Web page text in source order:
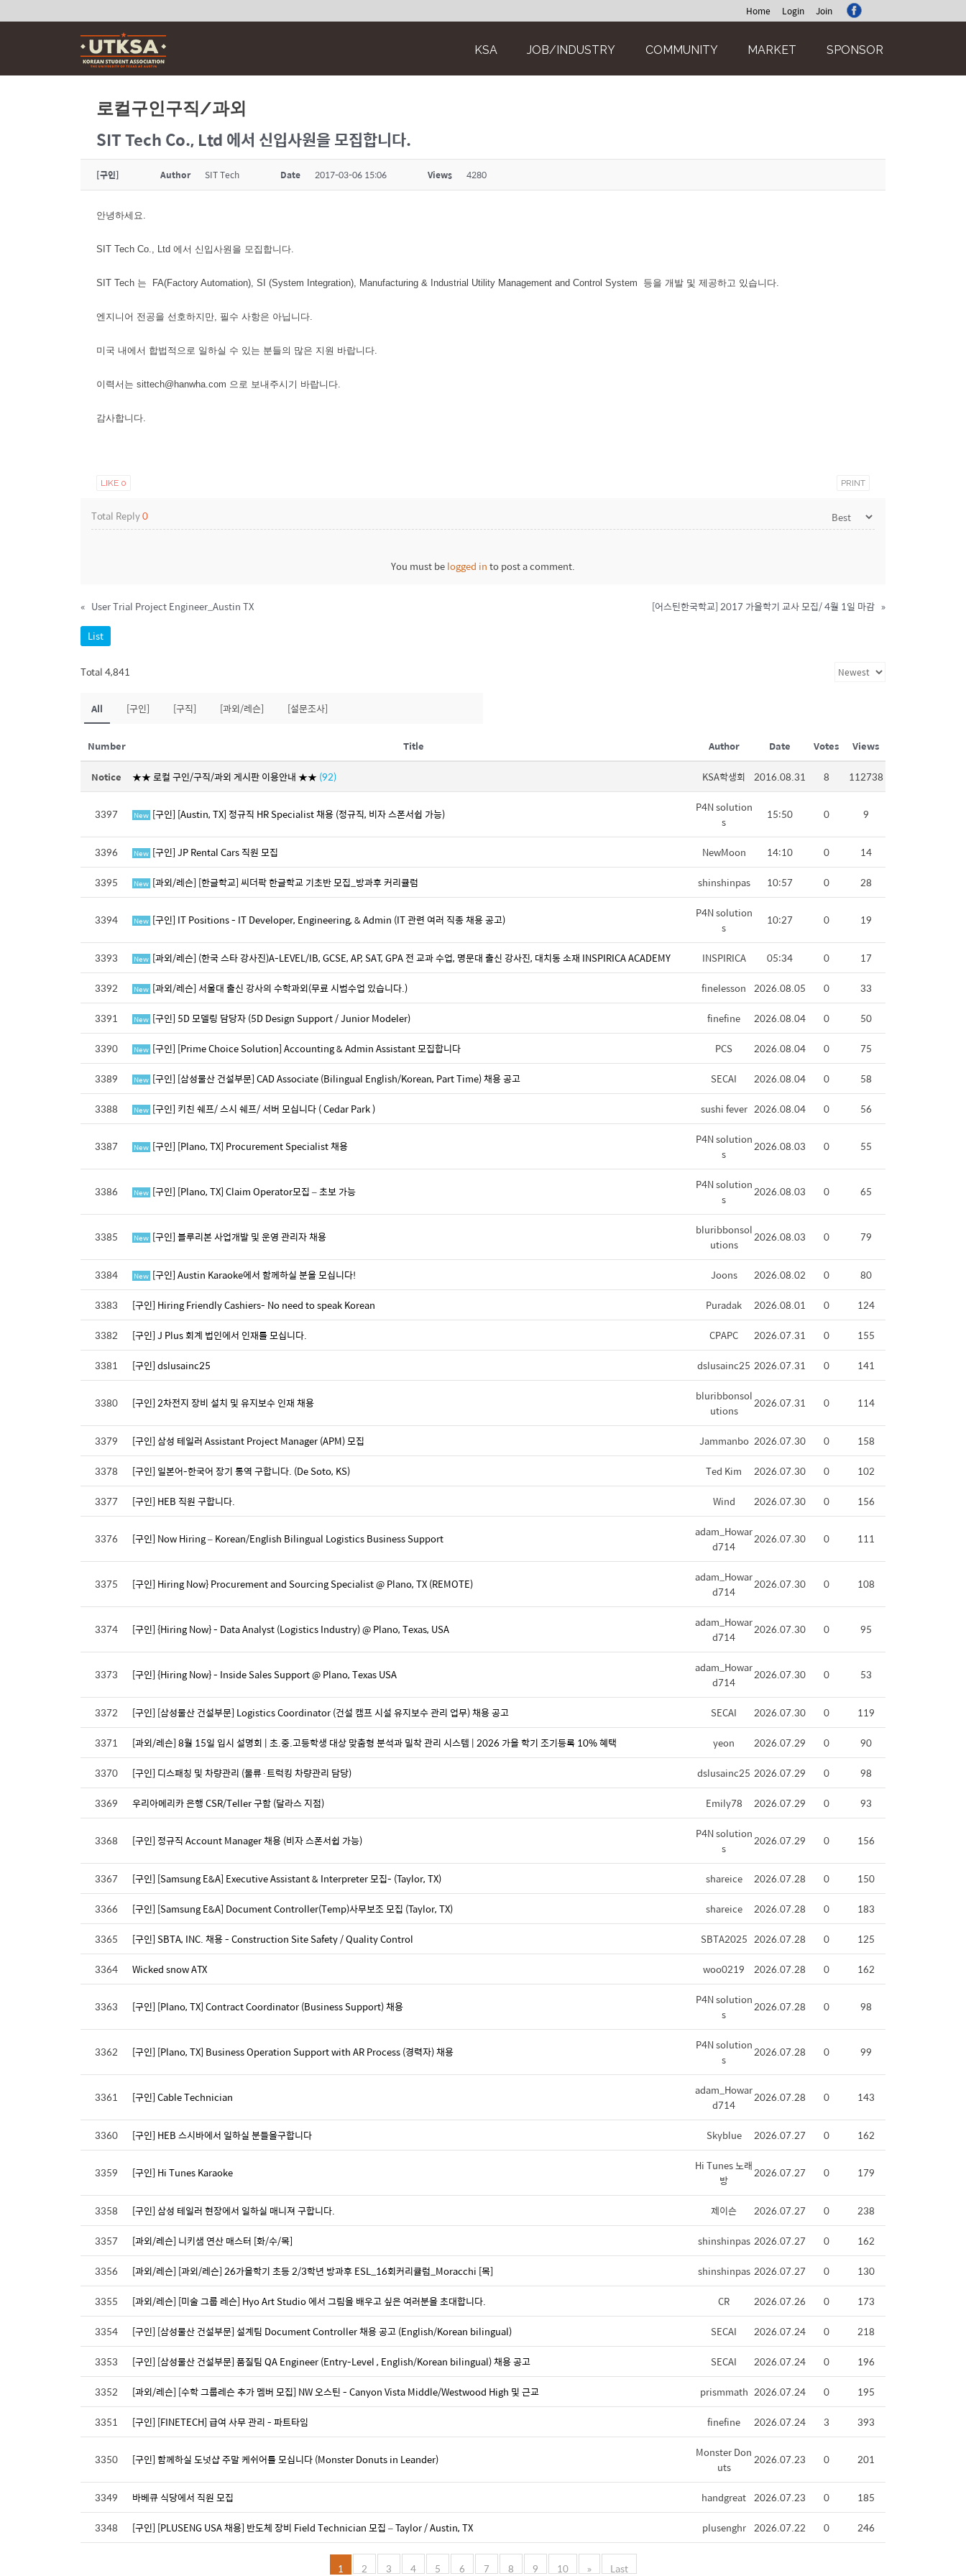
Home Login Join
KSA JOB/INDUSTRY COMMUNITY MARKET SPONSOR
로컬구인구직/과외
SIT Tech Co., Ltd 에서 신입사원을 모집합니다.
[구인] Author SIT Tech Date 2017-03-06 15:06 Views 4280
안녕하세요.
SIT Tech Co., Ltd 에서 신입사원을 모집합니다.
SIT Tech 는 FA(Factory Automation), SI (System Integration), Manufacturing & Industrial Utility Management and Control System 등을 개발 및 제공하고 있습니다.
엔지니어 전공을 선호하지만, 필수 사항은 아닙니다.
미국 내에서 합법적으로 일하실 수 있는 분들의 많은 지원 바랍니다.
이력서는 sittech@hanwha.com 으로 보내주시기 바랍니다.
감사합니다.
LIKE 0 PRINT
Total Reply0
You must belogged into post a comment.
« User Trial Project Engineer_Austin TX [어스틴한국학교] 2017 가을학기 교사 모집/ 4월 1일 마감 »
List
Total 4,841
All [구인] [구직] [과외/레슨] [설문조사]
Number Title Author Date Votes Views
Notice ★★ 로컬 구인/구직/과외 게시판 이용안내 ★★(92) KSA학생회 2016.08.31 8 112738
3397 New [구인] [Austin, TX] 정규직 HR Specialist 채용 (정규직, 비자 스폰서쉽 가능)
P4N solution
s
15:50 0 9
3396 New [구인] JP Rental Cars 직원 모집 NewMoon 14:10 0
14
3395
New [과외/레슨] [한글학교] 씨더팍 한글학교 기초반 모집_방과후 커리큘럼 shinshinpas 10:57 0 28
3394 New [구인] IT Positions - IT Developer, Engineering, & Admin (IT 관련 여러 직종 채용 공고)
P4N solution
s
10:27 0 19
3393 New [과외/레슨] (한국 스타 강사진)A-LEVEL/IB, GCSE, AP, SAT, GPA 전 교과 수업, 명문대 출신 강사진, 대치동 소재 INSPIRICA ACADEMY INSPIRICA 05:34 0
17
3392
New [과외/레슨] 서울대 출신 강사의 수학과외(무료 시범수업 있습니다.) finelesson 2026.08.05 0
33
3391
New [구인] 5D 모델링 담당자 (5D Design Support / Junior Modeler) finefine 2026.08.04 0
50
3390
New [구인] [Prime Choice Solution] Accounting & Admin Assistant 모집합니다 PCS 2026.08.04 0
75
3389
New [구인] [삼성물산 건설부문] CAD Associate (Bilingual English/Korean, Part Time) 채용 공고 SECAI 2026.08.04 0
58
3388
New [구인] 키친 쉐프/ 스시 쉐프/ 서버 모십니다 ( Cedar Park ) sushi fever 2026.08.04 0 56
3387 New [구인] [Plano, TX] Procurement Specialist 채용
P4N solution
s
2026.08.03 0 55
3386 New [구인] [Plano, TX] Claim Operator모집 – 초보 가능
P4N solution
s
2026.08.03 0 65
3385 New [구인] 블루리본 사업개발 및 운영 관리자 채용
bluribbonsol
utions
2026.08.03 0 79
3384 New [구인] Austin Karaoke에서 함께하실 분을 모십니다! Joons 2026.08.02 0
80
3383
[구인] Hiring Friendly Cashiers- No need to speak Korean Puradak 2026.08.01 0
124
3382
[구인] J Plus 회계 법인에서 인재를 모십니다. CPAPC 2026.07.31 0
155
3381
[구인] dslusainc25 dslusainc25 2026.07.31 0 141
3380 [구인] 2차전지 장비 설치 및 유지보수 인재 채용
bluribbonsol
utions
2026.07.31 0 114
3379 [구인] 삼성 테일러 Assistant Project Manager (APM) 모집 Jammanbo 2026.07.30 0
158
3378
[구인] 일본어-한국어 장기 통역 구합니다. (De Soto, KS) Ted Kim 2026.07.30 0
102
3377
[구인] HEB 직원 구합니다. Wind 2026.07.30 0 156
3376 [구인] Now Hiring – Korean/English Bilingual Logistics Business Support
adam_Howar
d714
2026.07.30 0 111
3375 [구인] Hiring Now} Procurement and Sourcing Specialist @ Plano, TX (REMOTE)
adam_Howar
d714
2026.07.30 0 108
3374 [구인] {Hiring Now} - Data Analyst (Logistics Industry) @ Plano, Texas, USA
adam_Howar
d714
2026.07.30 0 95
3373 [구인] {Hiring Now} - Inside Sales Support @ Plano, Texas USA
adam_Howar
d714
2026.07.30 0 53
3372 [구인] [삼성물산 건설부문] Logistics Coordinator (건설 캠프 시설 유지보수 관리 업무) 채용 공고 SECAI 2026.07.30 0
119
3371
[과외/레슨] 8월 15일 입시 설명회 | 초.중.고등학생 대상 맞춤형 분석과 밀착 관리 시스템 | 2026 가을 학기 조기등록 10% 혜택 yeon 2026.07.29 0
90
3370
[구인] 디스패칭 및 차량관리 (물류·트럭킹 차량관리 담당) dslusainc25 2026.07.29 0
98
3369
우리아메리카 은행 CSR/Teller 구함 (달라스 지점) Emily78 2026.07.29 0 93
3368 [구인] 정규직 Account Manager 채용 (비자 스폰서쉽 가능)
P4N solution
s
2026.07.29 0 156
3367 [구인] [Samsung E&A] Executive Assistant & Interpreter 모집- (Taylor, TX) shareice 2026.07.28 0
150
3366
[구인] [Samsung E&A] Document Controller(Temp)사무보조 모집 (Taylor, TX) shareice 2026.07.28 0
183
3365
[구인] SBTA, INC. 채용 - Construction Site Safety / Quality Control SBTA2025 2026.07.28 0
125
3364
Wicked snow ATX woo0219 2026.07.28 0 162
3363 [구인] [Plano, TX] Contract Coordinator (Business Support) 채용
P4N solution
s
2026.07.28 0 98
3362 [구인] [Plano, TX] Business Operation Support with AR Process (경력자) 채용
P4N solution
s
2026.07.28 0 99
3361 [구인] Cable Technician
adam_Howar
d714
2026.07.28 0 143
3360 [구인] HEB 스시바에서 일하실 분들을구합니다 Skyblue 2026.07.27 0 162
3359 [구인] Hi Tunes Karaoke
Hi Tunes 노래
방
2026.07.27 0 179
3358 [구인] 삼성 테일러 현장에서 일하실 매니져 구합니다. 제이슨 2026.07.27 0
238
3357
[과외/레슨] 니키샘 연산 매스터 [화/수/목] shinshinpas 2026.07.27 0
162
3356
[과외/레슨] [과외/레슨] 26가을학기 초등 2/3학년 방과후 ESL_16회커리큘럼_Moracchi [목] shinshinpas 2026.07.27 0
130
3355
[과외/레슨] [미술 그룹 레슨] Hyo Art Studio 에서 그림을 배우고 싶은 여러분을 초대합니다. CR 2026.07.26 0
173
3354
[구인] [삼성물산 건설부문] 설계팀 Document Controller 채용 공고 (English/Korean bilingual) SECAI 2026.07.24 0
218
3353
[구인] [삼성물산 건설부문] 품질팀 QA Engineer (Entry-Level , English/Korean bilingual) 채용 공고 SECAI 2026.07.24 0
196
3352
[과외/레슨] [수학 그룹레슨 추가 멤버 모집] NW 오스틴 - Canyon Vista Middle/Westwood High 및 근교 prismmath 2026.07.24 0
195
3351
[구인] [FINETECH] 급여 사무 관리 - 파트타임 finefine 2026.07.24 3 393
3350 [구인] 함께하실 도넛샵 주말 케쉬어를 모십니다 (Monster Donuts in Leander)
Monster Don
uts
2026.07.23 0 201
3349 바베큐 식당에서 직원 모집 handgreat 2026.07.23 0
185
3348
[구인] [PLUSENG USA 채용] 반도체 장비 Field Technician 모집 – Taylor / Austin, TX plusenghr 2026.07.22 0 246
1 2 3 4 5 6 7 8 9 10 » Last